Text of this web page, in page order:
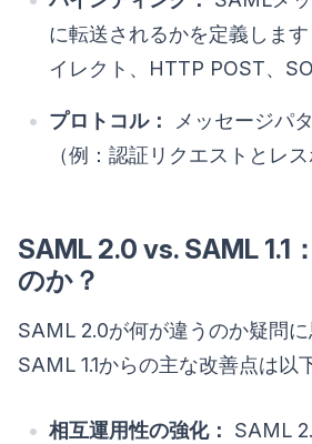
に転送されるかを定義しま
イレクト、HTTP POST、
プロトコル：
メッセージパ
（例：認証リクエストとレス
SAML 2.0 vs. SAML 1.1
のか？
SAML 2.0が何が違うのか疑問に
SAML 1.1からの主な改善点は以
相互運用性の強化：
SAML